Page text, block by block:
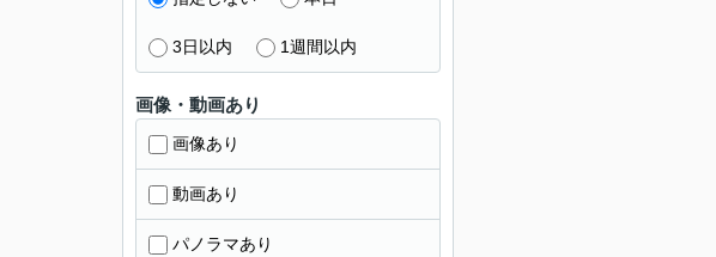
3日以内 1週間以内
画像・動画あり
画像あり
動画あり
パノラマあり